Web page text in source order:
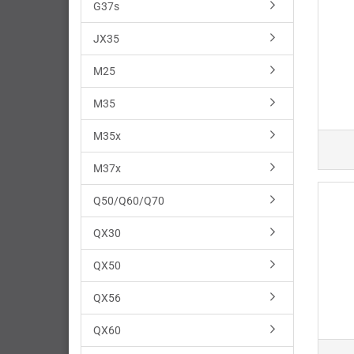
G37s
JX35
M25
M35
M35x
M37x
Q50/Q60/Q70
QX30
QX50
QX56
QX60